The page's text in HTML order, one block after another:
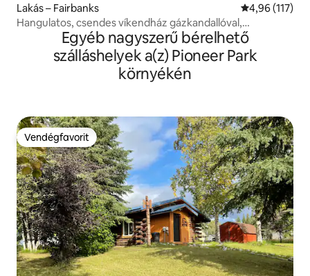
Lakás – Fairbanks Átlagos
4,96 (117)
Hangulatos, csendes víkendház gázkandallóval,
nagyszerű elhelyezkedés
Egyéb nagyszerű bérelhető
szálláshelyek a(z) Pioneer Park
környékén
Vendégfavorit
Vendégfavorit